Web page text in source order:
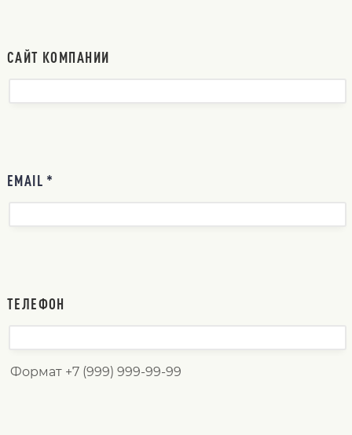
САЙТ КОМПАНИИ
EMAIL *
ТЕЛЕФОН
Формат +7 (999) 999-99-99